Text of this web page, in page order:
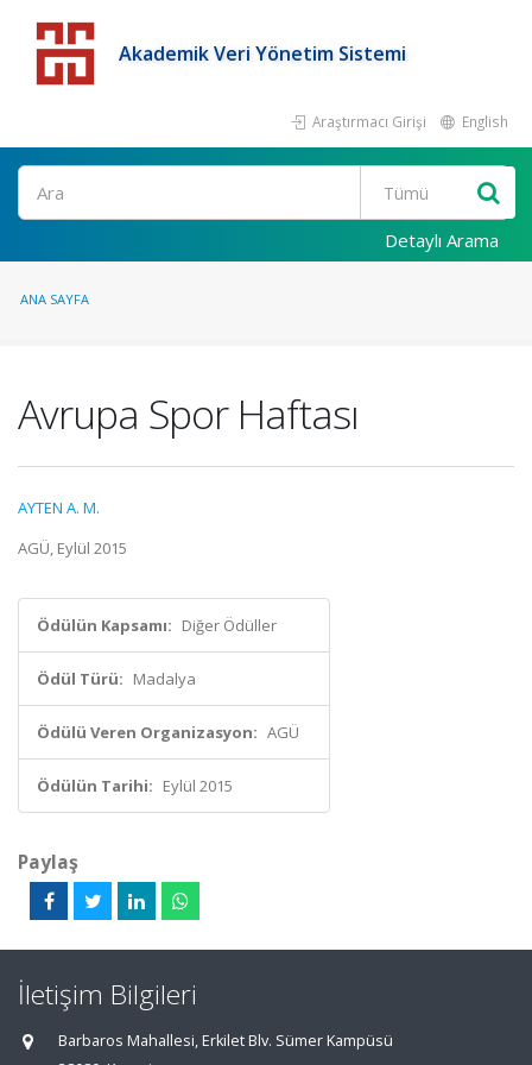
Akademik Veri Yönetim Sistemi
Araştırmacı Girişi English
Detaylı Arama
ANA SAYFA
Avrupa Spor Haftası
AYTEN A. M.
AGÜ, Eylül 2015
Ödülün Kapsamı: Diğer Ödüller
Ödül Türü: Madalya
Ödülü Veren Organizasyon: AGÜ
Ödülün Tarihi: Eylül 2015
Paylaş
İletişim Bilgileri
Barbaros Mahallesi, Erkilet Blv. Sümer Kampüsü